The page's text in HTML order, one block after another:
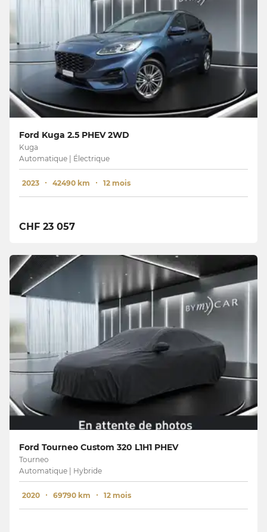
Ford Kuga 2.5 PHEV 2WD
Kuga
Automatique | Électrique
2023 42490 km 12 mois
CHF 23 057
Ford Tourneo Custom 320 L1H1 PHEV
Tourneo
Automatique | Hybride
2020 69790 km 12 mois